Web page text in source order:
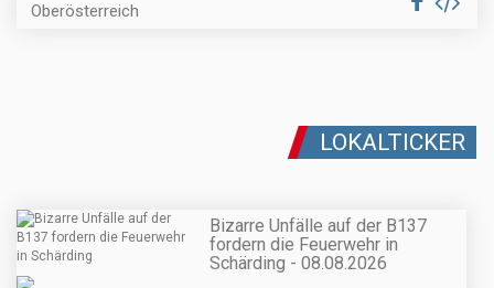
Oberösterreich
LOKALTICKER
Bizarre Unfälle auf der B137
fordern die Feuerwehr in
Schärding - 08.08.2026